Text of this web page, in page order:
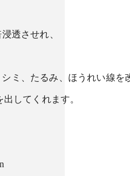
透させれ、
ミ、たるみ、ほうれい線を
してくれます。